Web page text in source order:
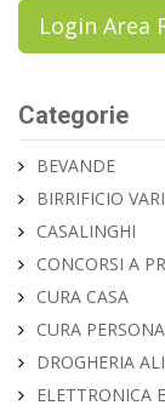
Login Area
Categorie
BEVANDE
BIRRIFICIO
CASALINGHI
CONCORSI A
CURA CASA
CURA PERSONA
DROGHERIA
ELETTRONICA